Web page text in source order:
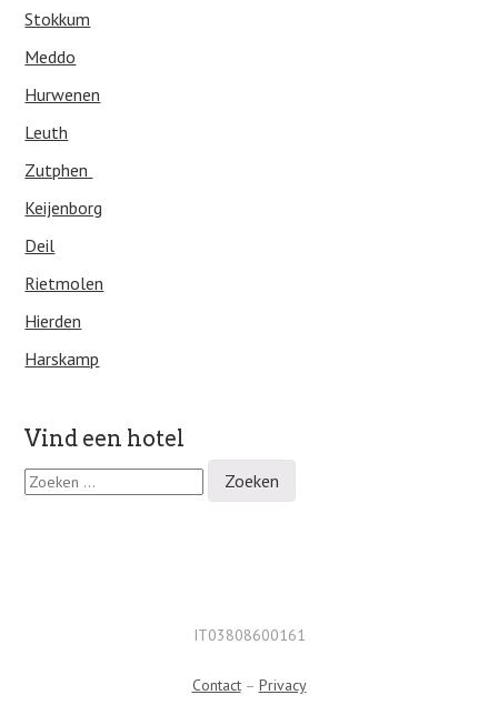
Stokkum
Meddo
Hurwenen
Leuth
Zutphen
Keijenborg
Deil
Rietmolen
Hierden
Harskamp
Vind een hotel
Z
o
IT03808600161
Contact– Privacy